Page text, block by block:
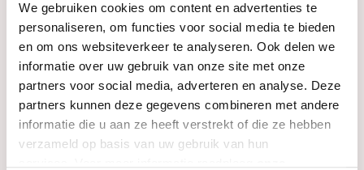
We gebruiken cookies om content en advertenties te
personaliseren, om functies voor social media te bieden
en om ons websiteverkeer te analyseren. Ook delen we
informatie over uw gebruik van onze site met onze
partners voor social media, adverteren en analyse. Deze
partners kunnen deze gegevens combineren met andere
informatie die u aan ze heeft verstrekt of die ze hebben
verzameld op basis van uw gebruik van hun
Informatie
Heren Sieraden
SALE